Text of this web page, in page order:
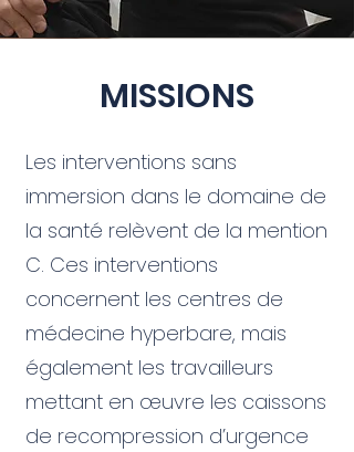
MISSIONS
Les interventions sans
immersion dans le domaine de
la santé relèvent de la mention
C. Ces interventions
concernent les centres de
médecine hyperbare, mais
également les travailleurs
mettant en œuvre les caissons
de recompression d’urgence